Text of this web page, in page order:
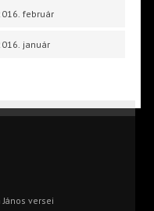
február
január
János versei